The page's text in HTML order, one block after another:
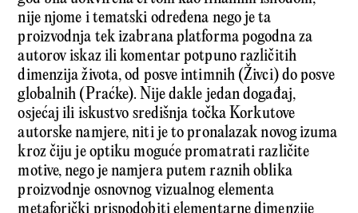
nije njome i tematski određena nego je ta
proizvodnja tek izabrana platforma pogodna za
autorov iskaz ili komentar potpuno različitih
dimenzija života, od posve intimnih (Živci) do posve
globalnih (Praćke). Nije dakle jedan događaj,
osjećaj ili iskustvo središnja točka Korkutove
autorske namjere, niti je to pronalazak novog izuma
kroz čiju je optiku moguće promatrati različite
motive, nego je namjera putem raznih oblika
proizvodnje osnovnog vizualnog elementa